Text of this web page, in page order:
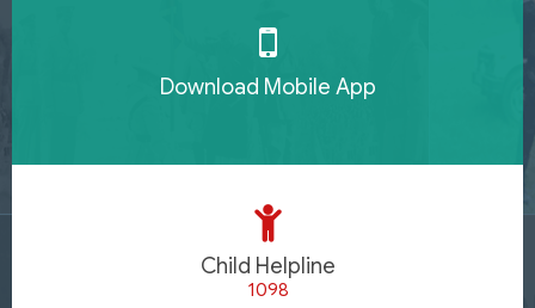
Download Mobile App
Child Helpline
1098